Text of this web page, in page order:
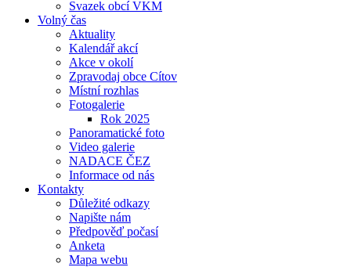
Svazek obcí VKM
Volný čas
Aktuality
Kalendář akcí
Akce v okolí
Zpravodaj obce Cítov
Místní rozhlas
Fotogalerie
Rok 2025
Panoramatické foto
Video galerie
NADACE ČEZ
Informace od nás
Kontakty
Důležité odkazy
Napište nám
Předpověď počasí
Anketa
Mapa webu